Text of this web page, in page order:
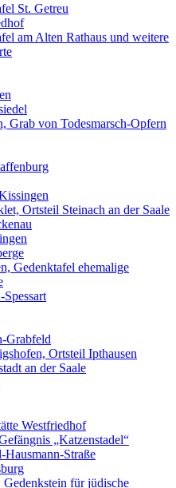
St. Getreu
am Alten Rathaus und weitere
Grab von Todesmarsch-Opfern
Ortsteil Steinach an der Saale
Gedenktafel ehemalige
Grabfeld
Ortsteil Ipthausen
an der Saale
Westfriedhof
„Katzenstadel“
Hausmann-Straße
Gedenkstein für jüdische